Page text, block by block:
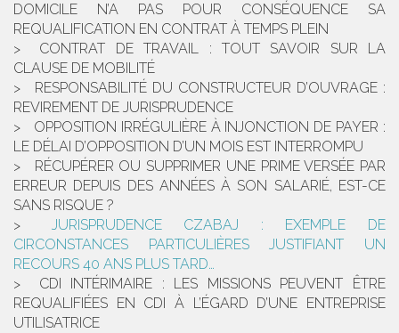
DOMICILE N’A PAS POUR CONSÉQUENCE SA
REQUALIFICATION EN CONTRAT À TEMPS PLEIN
CONTRAT DE TRAVAIL : TOUT SAVOIR SUR LA
CLAUSE DE MOBILITÉ
RESPONSABILITÉ DU CONSTRUCTEUR D’OUVRAGE :
REVIREMENT DE JURISPRUDENCE
OPPOSITION IRRÉGULIÈRE À INJONCTION DE PAYER :
LE DÉLAI D’OPPOSITION D’UN MOIS EST INTERROMPU
RÉCUPÉRER OU SUPPRIMER UNE PRIME VERSÉE PAR
ERREUR DEPUIS DES ANNÉES À SON SALARIÉ, EST-CE
SANS RISQUE ?
JURISPRUDENCE CZABAJ : EXEMPLE DE
CIRCONSTANCES PARTICULIÈRES JUSTIFIANT UN
RECOURS 40 ANS PLUS TARD…
CDI INTÉRIMAIRE : LES MISSIONS PEUVENT ÊTRE
REQUALIFIÉES EN CDI À L’ÉGARD D’UNE ENTREPRISE
UTILISATRICE